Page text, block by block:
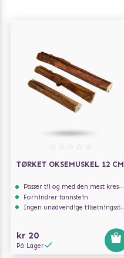
TØRKET OKSEMUSKEL 12 CM
Passer til og med den mest kresne hunden
Forhindrer tannstein
Ingen unødvendige tilsetningsstoffer
kr 20
På Lager